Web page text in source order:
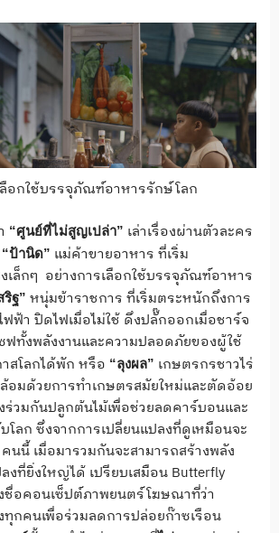
อกใช้บรรจุภัณฑ์อาหารรักษ์โลก
“ศูนย์ที่ไม่สูญเปล่า” เล่าเรื่องผ่านตัวละคร
“ป้านิด” แม่ค้าขายอาหาร ที่เริ่ม
เล็กๆ อย่างการเลือกใช้บรรจุภัณฑ์อาหาร
ริฐ” หนุ่มข้าราชการ ที่เริ่มตระหนักถึงการ
ฟ้า ปิดไฟเมื่อไม่ใช้ ดึงปลั๊กออกเมื่อชาร์จ
ฟทั้งพลังงานและความปลอดภัยของผู้ใช้
สโลกได้พัก หรือ “ลุงผล” เกษตรกรชาวไร่
อมด้วยการทำเกษตรสมัยใหม่และตัดอ้อย
วมกันปลูกต้นไม้เพื่อช่วยลดคาร์บอนและ
โลก ซึ่งจากการเปลี่ยนแปลงที่ดูเหมือนจะ
นนี้ เมื่อมารวมกันจะสามารถสร้างพลัง
งที่ยิ่งใหญ่ได้ เปรียบเสมือน Butterfly
ชื่อคอนเซ็ปต์ภาพยนตร์โฆษณาที่ว่า
กคนเพื่อร่วมลดการปล่อยก๊าซเรือน